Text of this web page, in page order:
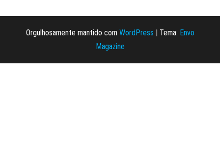
Orgulhosamente mantido com WordPress | Tema: Envo
Magazine